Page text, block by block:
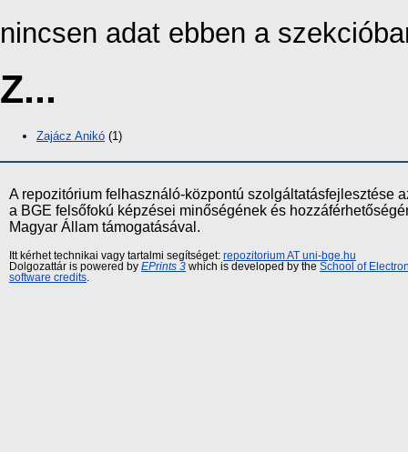
nincsen adat ebben a
Z...
Zajácz Anikó (1)
A repozitórium felhasználó-központú szolgáltatásfejlesztése
a BGE felsőfokú képzései minőségének és
Magyar Állam támogatásával.
Itt kérhet technikai vagy tartalmi segítséget: repozitorium AT uni-bge.hu
Dolgozattár is powered by EPrints 3 which is developed by the School of
software credits